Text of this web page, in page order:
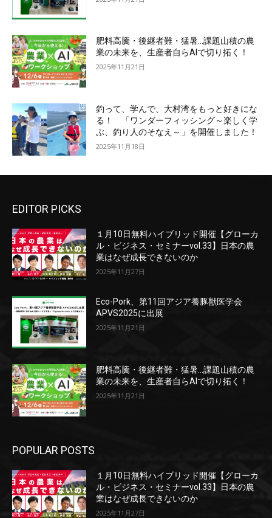
肥料高騰・後継者難・猛暑…課題山積の農
業の未来を、生産者自らAIで切り拓く！
2025年11月21日
釣って、学んで、大村湾をもっと好きにな
る！ 「ワンダーフィッシング～楽しく学
ぶ、釣り人のそなえ～」を開催しました！
2025年11月18日
EDITOR PICKS
１月10日無料ハイブリッド開催【グローカ
ル・ビジネス・セミナーvol.33】日本の農
業はなぜ成長できないのか
2025年11月27日
Eco-Pork、第11回アジア養豚獣医学会
APVS2025に出展
2025年11月21日
肥料高騰・後継者難・猛暑…課題山積の農
業の未来を、生産者自らAIで切り拓く！
2025年11月21日
POPULAR POSTS
１月10日無料ハイブリッド開催【グローカ
ル・ビジネス・セミナーvol.33】日本の農
業はなぜ成長できないのか
2025年11月27日